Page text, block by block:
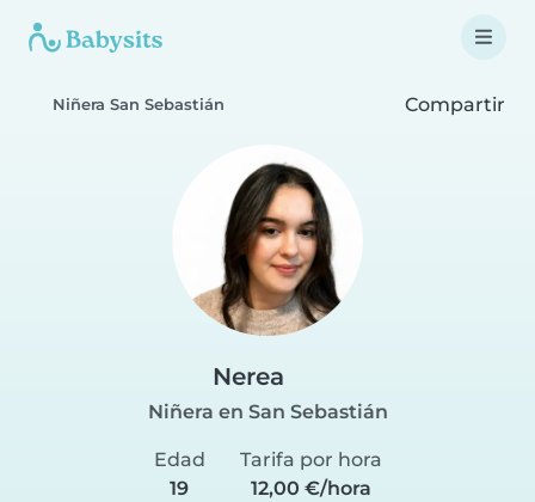
Niñera San Sebastián Compartir
Nerea
Niñera en San Sebastián
Edad
19
Tarifa por hora
12,00 €/hora